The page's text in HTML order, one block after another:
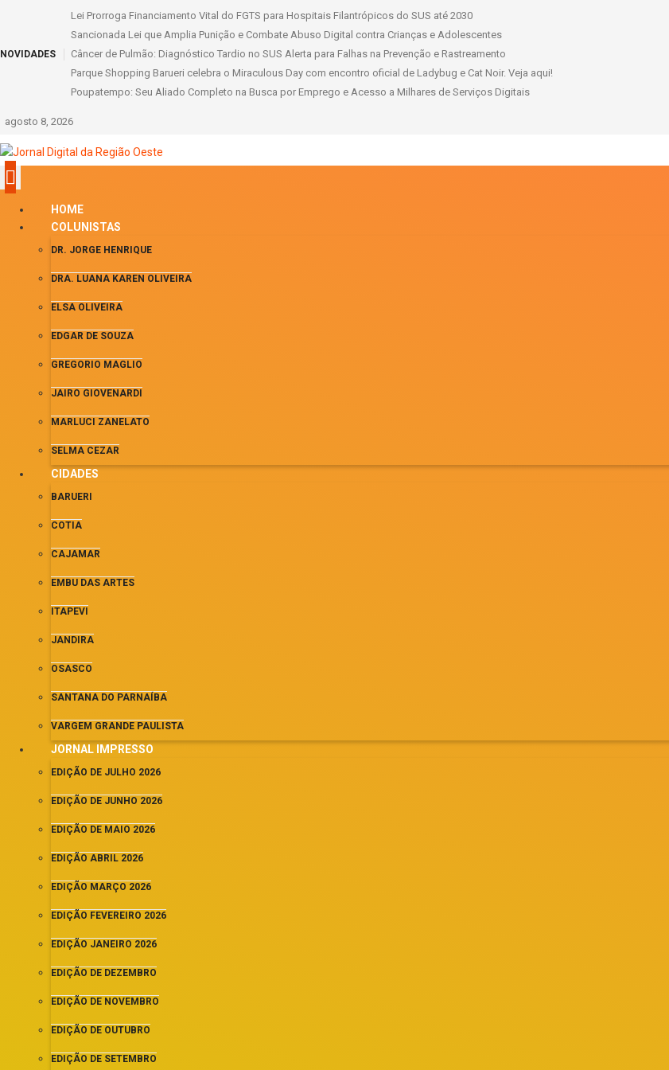
NOVIDADES
Lei Prorroga Financiamento Vital do FGTS para Hospitais Filantrópicos do SUS até 2030
Sancionada Lei que Amplia Punição e Combate Abuso Digital contra Crianças e Adolescentes
Câncer de Pulmão: Diagnóstico Tardio no SUS Alerta para Falhas na Prevenção e Rastreamento
Parque Shopping Barueri celebra o Miraculous Day com encontro oficial de Ladybug e Cat Noir. Veja aqui!
Poupatempo: Seu Aliado Completo na Busca por Emprego e Acesso a Milhares de Serviços Digitais
agosto 8, 2026
HOME
COLUNISTAS
DR. JORGE HENRIQUE
DRA. LUANA KAREN OLIVEIRA
ELSA OLIVEIRA
EDGAR DE SOUZA
GREGORIO MAGLIO
JAIRO GIOVENARDI
MARLUCI ZANELATO
SELMA CEZAR
CIDADES
BARUERI
COTIA
CAJAMAR
EMBU DAS ARTES
ITAPEVI
JANDIRA
OSASCO
SANTANA DO PARNAÍBA
VARGEM GRANDE PAULISTA
JORNAL IMPRESSO
EDIÇÃO DE JULHO 2026
EDIÇÃO DE JUNHO 2026
EDIÇÃO DE MAIO 2026
EDIÇÃO ABRIL 2026
EDIÇÃO MARÇO 2026
EDIÇÃO FEVEREIRO 2026
EDIÇÃO JANEIRO 2026
EDIÇÃO DE DEZEMBRO
EDIÇÃO DE NOVEMBRO
EDIÇÃO DE OUTUBRO
EDIÇÃO DE SETEMBRO